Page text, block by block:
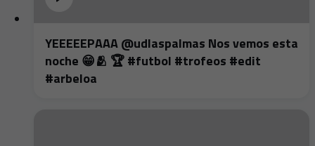
YEEEEEPAAA @udlaspalmas Nos vemos esta
noche 😁🫂 🏆 #futbol #trofeos #edit
#arbeloa